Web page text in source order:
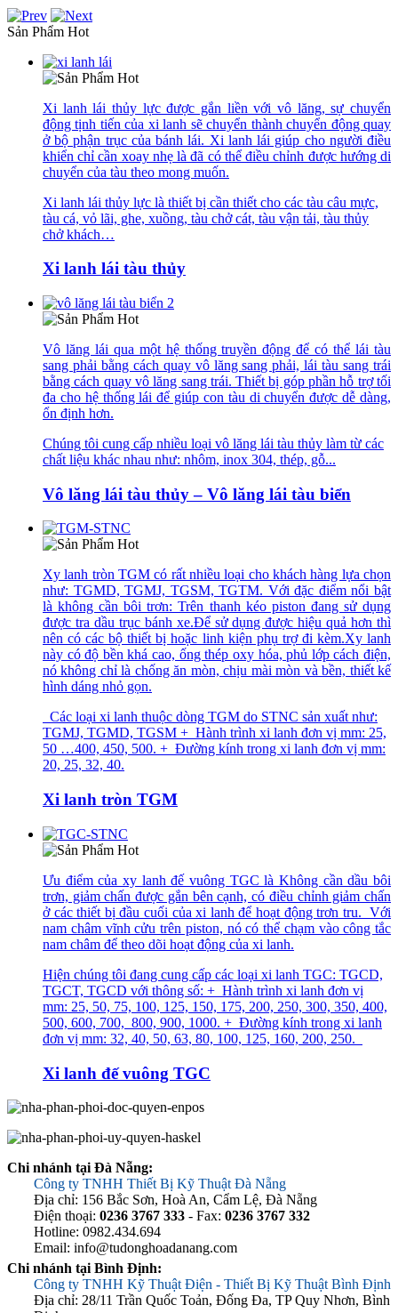
Sản Phẩm Hot
Xi lanh lái thủy lực được gắn liền với vô lăng, sự chuyển
động tịnh tiến của xi lanh sẽ chuyển thành chuyển động quay
ở bộ phận trục của bánh lái. Xi lanh lái giúp cho người điều
khiển chỉ cần xoay nhẹ là đã có thể điều chỉnh được hướng di
chuyển của tàu theo mong muốn.
Xi lanh lái thủy lực là thiết bị cần thiết cho các tàu câu mực,
tàu cá, vỏ lãi, ghe, xuồng, tàu chở cát, tàu vận tải, tàu thủy
chở khách…
Xi lanh lái tàu thủy
Vô lăng lái qua một hệ thống truyền động để có thể lái tàu
sang phải bằng cách quay vô lăng sang phải, lái tàu sang trái
bằng cách quay vô lăng sang trái. Thiết bị góp phần hỗ trợ tối
đa cho hệ thống lái để giúp con tàu di chuyển được dễ dàng,
ổn định hơn.
Chúng tôi cung cấp nhiều loại vô lăng lái tàu thủy làm từ các
chất liệu khác nhau như: nhôm, inox 304, thép, gỗ...
Vô lăng lái tàu thủy – Vô lăng lái tàu biển
Xy lanh tròn TGM có rất nhiều loại cho khách hàng lựa chọn
như: TGMD, TGMJ, TGSM, TGTM. Với đặc điểm nổi bật
là không cần bôi trơn: Trên thanh kéo piston đang sử dụng
được tra dầu trục bánh xe.Để sử dụng được hiệu quả hơn thì
nên có các bộ thiết bị hoặc linh kiện phụ trợ đi kèm.Xy lanh
này có độ bền khá cao, ống thép oxy hóa, phủ lớp cách điện,
nó không chỉ là chống ăn mòn, chịu mài mòn và bền, thiết kế
hình dáng nhỏ gọn.
Các loại xi lanh thuộc dòng TGM do STNC sản xuất như:
TGMJ, TGMD, TGSM + Hành trình xi lanh đơn vị mm: 25,
50 …400, 450, 500. + Đường kính trong xi lanh đơn vị mm:
20, 25, 32, 40.
Xi lanh tròn TGM
Ưu điểm của xy lanh đế vuông TGC là Không cần dầu bôi
trơn, giảm chấn được gắn bên cạnh, có điều chỉnh giảm chấn
ở các thiết bị đầu cuối của xi lanh để hoạt động trơn tru. Với
nam châm vĩnh cửu trên piston, nó có thể chạm vào công tắc
nam châm để theo dõi hoạt động của xi lanh.
Hiện chúng tôi đang cung cấp các loại xi lanh TGC: TGCD,
TGCT, TGCD với thông số: + Hành trình xi lanh đơn vị
mm: 25, 50, 75, 100, 125, 150, 175, 200, 250, 300, 350, 400,
500, 600, 700, 800, 900, 1000. + Đường kính trong xi lanh
đơn vị mm: 32, 40, 50, 63, 80, 100, 125, 160, 200, 250.
Xi lanh đế vuông TGC
Chi nhánh tại Đà Nẵng:
Công ty TNHH Thiết Bị Kỹ Thuật Đà Nẵng
Địa chỉ: 156 Bắc Sơn, Hoà An, Cẩm Lệ, Đà Nẵng
Điện thoại: 0236 3767 333 - Fax: 0236 3767 332
Hotline: 0982.434.694
Email: info@tudonghoadanang.com
Chi nhánh tại Bình Định:
Công ty TNHH Kỹ Thuật Điện - Thiết Bị Kỹ Thuật Bình Định
Địa chỉ: 28/11 Trần Quốc Toản, Đống Đa, TP Quy Nhơn, Bình